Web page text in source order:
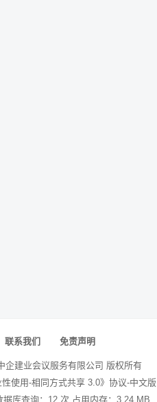
联系我们 免责声明
企建业会议服务有限公司 版权所有
使用-相同方式共享 3.0》协议-中文版
库查询：12 次 占用内存：3.24 MB